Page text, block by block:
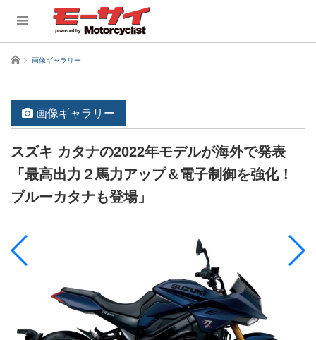
ホーム 画像ギャラリー
画像ギャラリー
スズキ カタナの2022年モデルが海外で発表
「最高出力２馬力アップ＆電子制御を強化！
ブルーカタナも登場」